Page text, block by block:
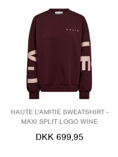
HAUTE L'AMITIÉ SWEATSHIRT -
MAXI SPLIT LOGO WINE
DKK 699,95